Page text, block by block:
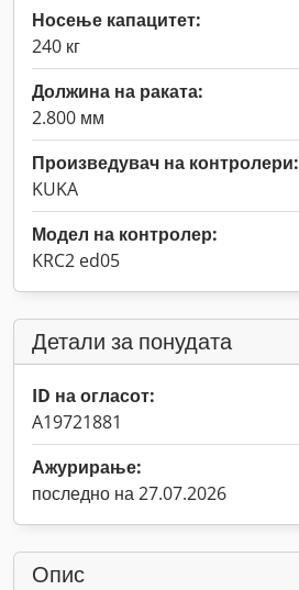
Носење капацитет:
240 кг
Должина на раката:
2.800 мм
Произведувач на контролери:
KUKA
Модел на контролер:
KRC2 ed05
Детали за понудата
ID на огласот:
A19721881
Ажурирање:
последно на 27.07.2026
Опис